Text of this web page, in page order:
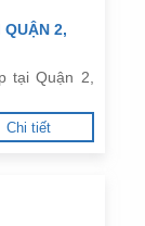
QUẬN 2,
tại Quận 2,
Chi tiết